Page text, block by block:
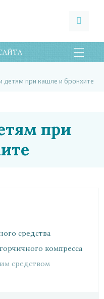
детям при кашле и бронхите
при
средства
компресса
средством